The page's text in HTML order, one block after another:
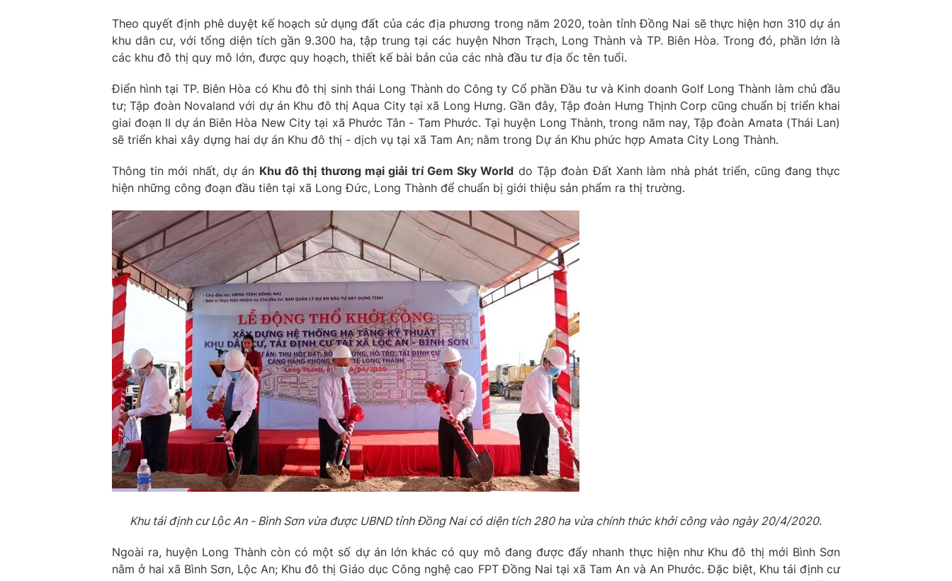
Theo quyết định phê duyệt kế hoạch sử dụng đất của các địa phương trong năm 2020, toàn tỉnh Đồng Nai sẽ thực hiện hơn 310 dự án
khu dân cư, với tổng diện tích gần 9.300 ha, tập trung tại các huyện Nhơn Trạch, Long Thành và TP. Biên Hòa. Trong đó, phần lớn là
các khu đô thị quy mô lớn, được quy hoạch, thiết kế bài bản của các nhà đầu tư địa ốc tên tuổi.
Điển hình tại TP. Biên Hòa có Khu đô thị sinh thái Long Thành do Công ty Cổ phần Đầu tư và Kinh doanh Golf Long Thành làm chủ đầu
tư; Tập đoàn Novaland với dự án Khu đô thị Aqua City tại xã Long Hưng. Gần đây, Tập đoàn Hưng Thịnh Corp cũng chuẩn bị triển khai
giai đoạn II dự án Biên Hòa New City tại xã Phước Tân - Tam Phước. Tại huyện Long Thành, trong năm nay, Tập đoàn Amata (Thái Lan)
sẽ triển khai xây dựng hai dự án Khu đô thị - dịch vụ tại xã Tam An; nằm trong Dự án Khu phức hợp Amata City Long Thành.
Thông tin mới nhất, dự án Khu đô thị thương mại giải trí Gem Sky World do Tập đoàn Đất Xanh làm nhà phát triển, cũng đang thực
hiện những công đoạn đầu tiên tại xã Long Đức, Long Thành để chuẩn bị giới thiệu sản phẩm ra thị trường.
Khu tái định cư Lộc An - Bình Sơn vừa được UBND tỉnh Đồng Nai có diện tích 280 ha vừa chính thức khởi công vào ngày 20/4/2020.
Ngoài ra, huyện Long Thành còn có một số dự án lớn khác có quy mô đang được đẩy nhanh thực hiện như Khu đô thị mới Bình Sơn
nằm ở hai xã Bình Sơn, Lộc An; Khu đô thị Giáo dục Công nghệ cao FPT Đồng Nai tại xã Tam An và An Phước. Đặc biệt, Khu tái định cư